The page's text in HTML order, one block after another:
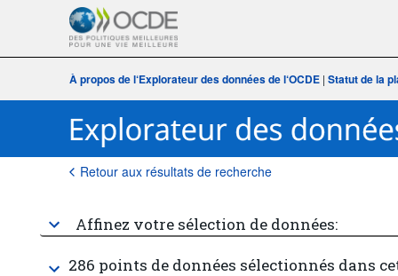
À propos de l‘Explorateur des données de l‘OCDE | Statut de la
Retour aux résultats de recherche
Affinez votre sélection de données:
286 points de données sélectionnés dans